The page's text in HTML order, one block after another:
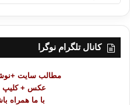
ه
ر
کانال تلگرام نوگرا
مطالب سایت
عکس + کلیپ
با ما همراه